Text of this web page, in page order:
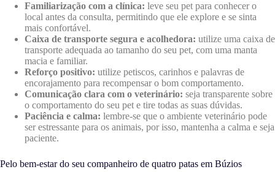
Familiarização com a clínica: leve seu pet para conhecer o
local antes da consulta, permitindo que ele explore e se sinta
mais confortável.
Caixa de transporte segura e acolhedora: utilize uma caixa de
transporte adequada ao tamanho do seu pet, com uma manta
macia e familiar.
Reforço positivo: utilize petiscos, carinhos e palavras de
encorajamento para recompensar o bom comportamento.
Comunicação clara com o veterinário: seja transparente sobre
o comportamento do seu pet e tire todas as suas dúvidas.
Paciência e calma: lembre-se que o ambiente veterinário pode
ser estressante para os animais, por isso, mantenha a calma e seja
paciente.
Pelo bem-estar do seu companheiro de quatro patas em Búzios